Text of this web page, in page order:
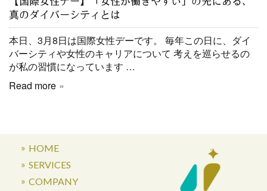
真のダイバーシティとは
本日、3月8日は国際女性デーです。 毎年この日に、ダイ
バーシティや女性のキャリアについて 考えを巡らせるの
が私の習慣になっています …
Read more
HOME
SERVICES
COMPANY